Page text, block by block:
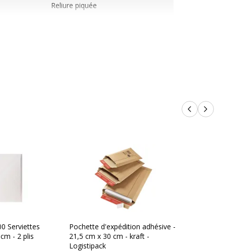
Reliure piquée
Produits
Serviettes
- 2 plis
Pochette d'expédition adhésive -
21,5 cm x 30 cm - kraft -
Logistipack